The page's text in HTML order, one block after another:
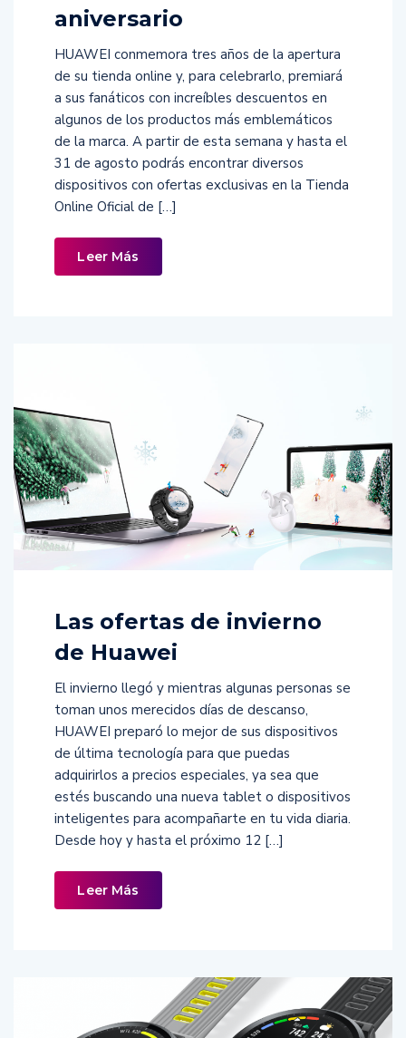
aniversario
HUAWEI conmemora tres años de la apertura
de su tienda online y, para celebrarlo, premiará
a sus fanáticos con increíbles descuentos en
algunos de los productos más emblemáticos
de la marca. A partir de esta semana y hasta el
31 de agosto podrás encontrar diversos
dispositivos con ofertas exclusivas en la Tienda
Online Oficial de […]
Leer Más
Las ofertas de invierno
de Huawei
El invierno llegó y mientras algunas personas se
toman unos merecidos días de descanso,
HUAWEI preparó lo mejor de sus dispositivos
de última tecnología para que puedas
adquirirlos a precios especiales, ya sea que
estés buscando una nueva tablet o dispositivos
inteligentes para acompañarte en tu vida diaria.
Desde hoy y hasta el próximo 12 […]
Leer Más